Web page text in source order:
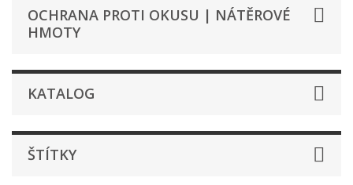
OCHRANA PROTI OKUSU | NÁTĚROVÉ
HMOTY
KATALOG
ŠTÍTKY